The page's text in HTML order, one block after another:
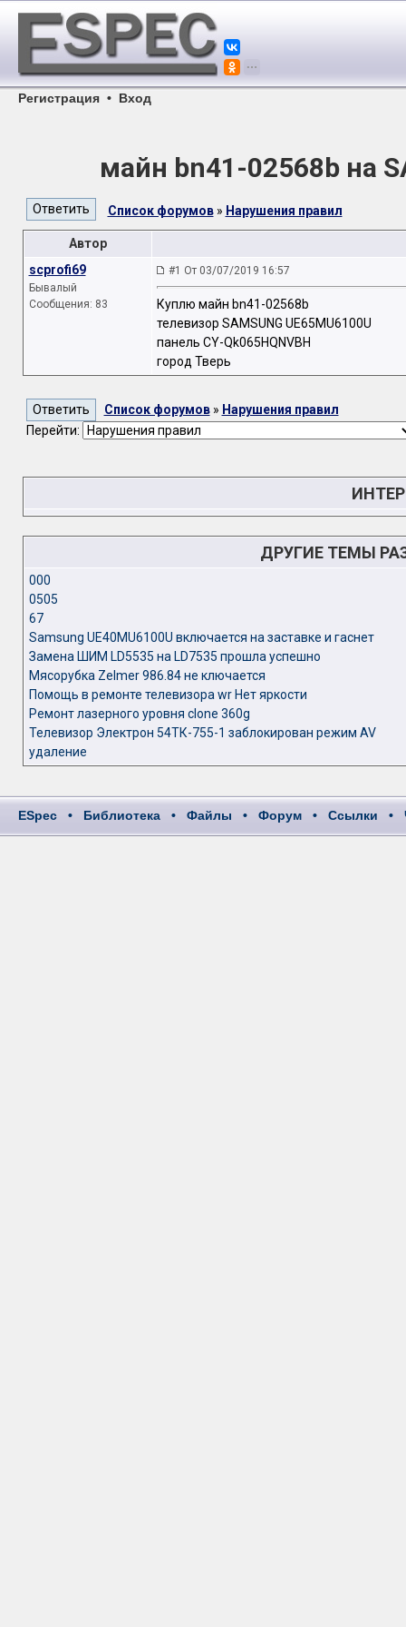
Регистрация • Вход
майн bn41-02568b на
Список форумов» Нарушения правил
Автор
scprofi69
Бывалый
Сообщения: 83
#1 От 03/07/2019 16:57
Куплю майн bn41-02568b
телевизор SAMSUNG UE65MU6100U
панель CY-Qk065HQNVBH
город Тверь
Список форумов» Нарушения правил
Перейти:
ДРУГИЕ ТЕМЫ
000
0505
67
Samsung UE40MU6100U включается на заставке и гаснет
Замена ШИМ LD5535 на LD7535 прошла успешно
Мясорубка Zelmer 986.84 не ключается
Помощь в ремонте телевизора wr Нет яркости
Ремонт лазерного уровня clone 360g
Телевизор Электрон 54ТК-755-1 заблокирован режим AV
удаление
ESpec • Библиотека • Файлы • Форум • Ссылки •